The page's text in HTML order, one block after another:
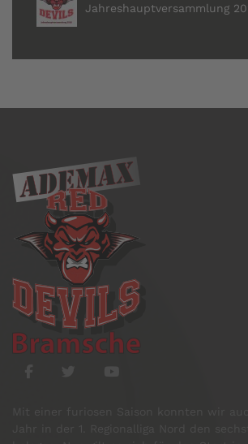
Jahreshauptversammlung
Mit einer furiosen Saison konnten wir
Jahr in der 1. Regionalliga Nord den